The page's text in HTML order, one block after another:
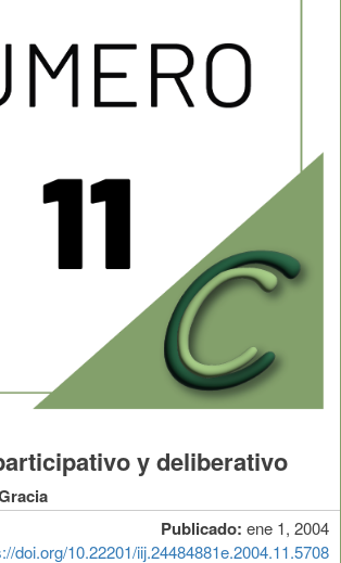
Publicado: ene 1, 2004
doi.org/10.22201/iij.24484881e.2004.11.5708
y deliberativo